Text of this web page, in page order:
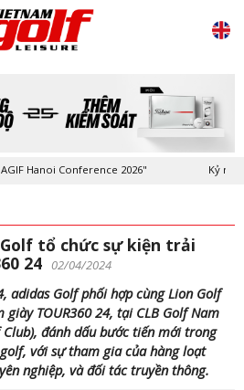
2026" Kỷ niệm 20 năm Tạp
tổ chức sự kiện trải
24 02/04/2024
adidas Golf phối hợp cùng Lion Golf
TOUR360 24, tại CLB Golf Nam
Club), đánh dấu bước tiến mới trong
với sự tham gia của hàng loạt
nghiệp, và đối tác truyền thông.